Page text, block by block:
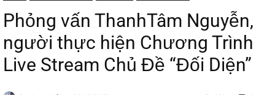
Phỏng vấn ThanhTâm Nguyễn,
người thực hiện Chương Trình
Live Stream Chủ Đề “Đối Diện”